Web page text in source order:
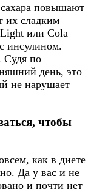
повышают
их сладким
или Cola
инсулином.
Судя по
день, это
не нарушает
чтобы
как в диете
Да у вас и не
и почти нет